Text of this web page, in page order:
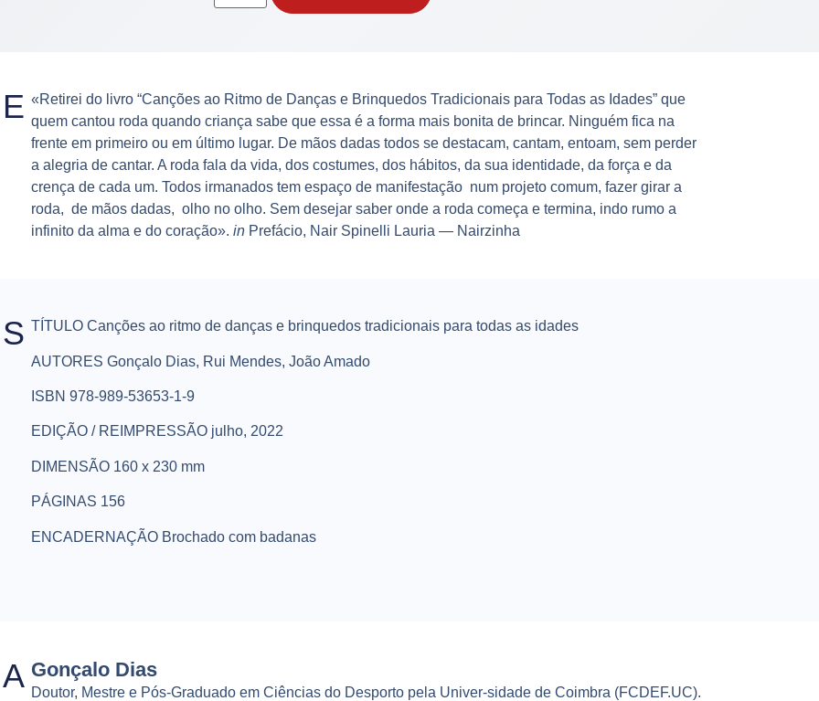
«Retirei do livro “Canções ao Ritmo de Danças e Brinquedos Tradicionais para Todas as Idades” que
quem cantou roda quando criança sabe que essa é a forma mais bonita de brincar. Ninguém fica na
frente em primeiro ou em último lugar. De mãos dadas todos se destacam, cantam, entoam, sem perder
a alegria de cantar. A roda fala da vida, dos costumes, dos hábitos, da sua identidade, da força e da
crença de cada um. Todos irmanados tem espaço de manifestação num projeto comum, fazer girar a
roda, de mãos dadas, olho no olho. Sem desejar saber onde a roda começa e termina, indo rumo a
infinito da alma e do coração». inPrefácio, Nair Spinelli Lauria — Nairzinha
TÍTULOCanções ao ritmo de danças e brinquedos tradicionais para todas as idades
AUTORES Gonçalo Dias, Rui Mendes, João Amado
ISBN 978-989-53653-1-9
EDIÇÃO / REIMPRESSÃOjulho, 2022
DIMENSÃO160 x 230 mm
PÁGINAS 156
ENCADERNAÇÃOBrochado com badanas
Gonçalo Dias
Doutor, Mestre e Pós-Graduado em Ciências do Desporto pela Univer-sidade de Coimbra (FCDEF.UC).